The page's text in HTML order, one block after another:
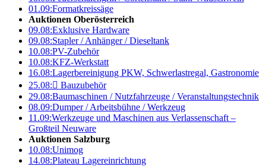
01.09:Formatkreissäge
Auktionen Oberösterreich
09.08:Exklusive Hardware
09.08:Stapler / Anhänger / Dieseltank
10.08:PV-Zubehör
10.08:KFZ-Werkstatt
16.08:Lagerbereinigung PKW, Schwerlastregal, Gastronomie
25.08: Bauzubehör
29.08:Baumaschinen / Nutzfahrzeuge / Veranstaltungstechnik
08.09:Dumper / Arbeitsbühne / Werkzeug
11.09:Werkzeuge und Maschinen aus Verlassenschaft –
Großteil Neuware
Auktionen Salzburg
10.08:Unimog
14.08:Plateau Lagereinrichtung